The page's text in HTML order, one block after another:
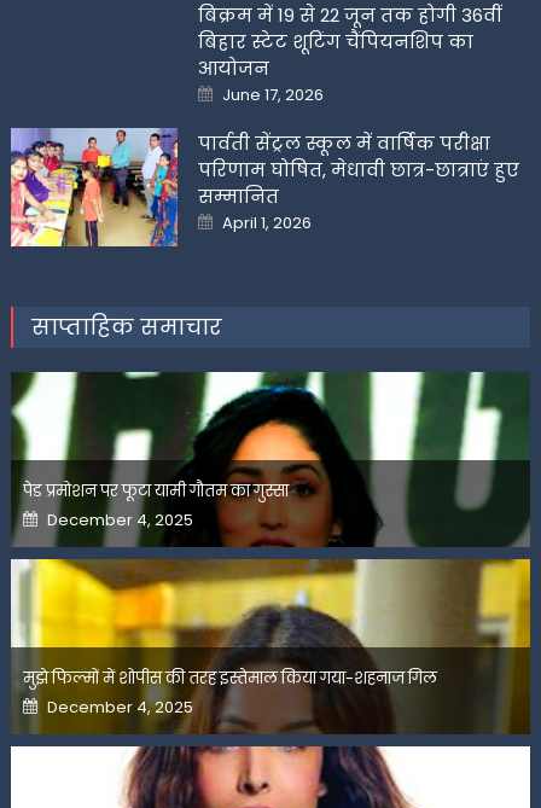
बिक्रम में 19 से 22 जून तक होगी 36वीं
बिहार स्टेट शूटिंग चैंपियनशिप का
आयोजन
Posted
on
June 17, 2026
पार्वती सेंट्रल स्कूल में वार्षिक परीक्षा
परिणाम घोषित, मेधावी छात्र-छात्राएं हुए
सम्मानित
Posted
on
April 1, 2026
साप्ताहिक समाचार
पेड प्रमोशन पर फूटा यामी गौतम का गुस्सा
Posted
on
December 4, 2025
मुझे फिल्मों में शोपीस की तरह इस्तेमाल किया गया-शहनाज गिल
Posted
on
December 4, 2025